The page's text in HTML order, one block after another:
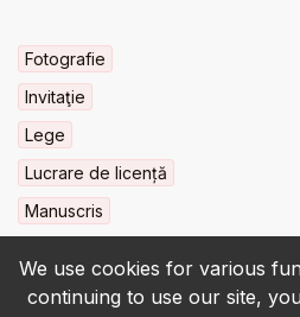
We use cookies for various
continuing to use our site,
Fotografie
Invitaţie
Lege
Lucrare de licență
Manuscris